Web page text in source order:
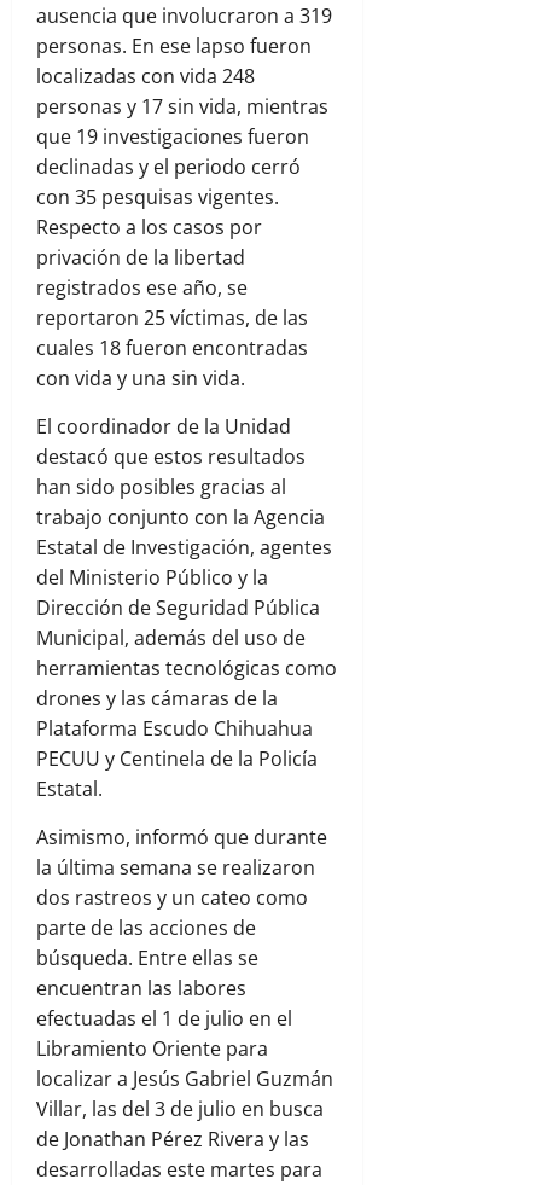
ausencia que involucraron a 319
personas. En ese lapso fueron
localizadas con vida 248
personas y 17 sin vida, mientras
que 19 investigaciones fueron
declinadas y el periodo cerró
con 35 pesquisas vigentes.
Respecto a los casos por
privación de la libertad
registrados ese año, se
reportaron 25 víctimas, de las
cuales 18 fueron encontradas
con vida y una sin vida.
El coordinador de la Unidad
destacó que estos resultados
han sido posibles gracias al
trabajo conjunto con la Agencia
Estatal de Investigación, agentes
del Ministerio Público y la
Dirección de Seguridad Pública
Municipal, además del uso de
herramientas tecnológicas como
drones y las cámaras de la
Plataforma Escudo Chihuahua
PECUU y Centinela de la Policía
Estatal.
Asimismo, informó que durante
la última semana se realizaron
dos rastreos y un cateo como
parte de las acciones de
búsqueda. Entre ellas se
encuentran las labores
efectuadas el 1 de julio en el
Libramiento Oriente para
localizar a Jesús Gabriel Guzmán
Villar, las del 3 de julio en busca
de Jonathan Pérez Rivera y las
desarrolladas este martes para